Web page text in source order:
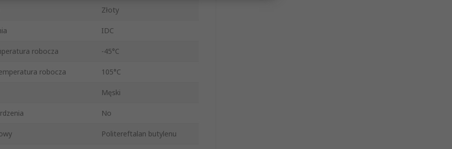
Złoty
IDC
robocza -45°C
robocza 105°C
Męski
No
Politereftalan butylenu